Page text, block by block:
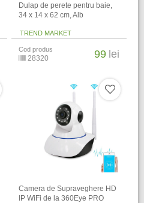
Dulap de perete pentru baie,
34 x 14 x 62 cm​, Alb
TREND MARKET
Cod produs
28320 99 lei
Camera de Supraveghere HD
IP WiFi de la 360Eye PRO